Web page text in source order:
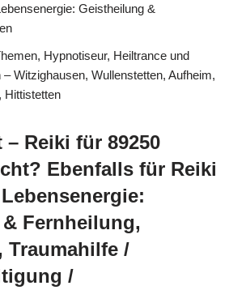
Geistheilung &
Hypnotiseur, Heiltrance und
Witzighausen, Wullenstetten, Aufheim,
Hittistetten
Reiki für 89250
Ebenfalls für Reiki
Fernheilung,
Traumahilfe /
/